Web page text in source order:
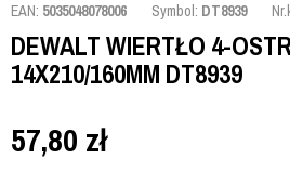
EAN: 5035048078006 Symbol: DT8939
DEWALT WIERTŁO 4-
14X210/160MM DT8939
57,80 zł